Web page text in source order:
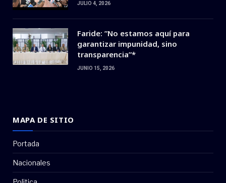
JULIO 4, 2026
Faride: ”No estamos aquí para
garantizar impunidad, sino
transparencia”*
JUNIO 15, 2026
MAPA DE SITIO
Portada
Nacionales